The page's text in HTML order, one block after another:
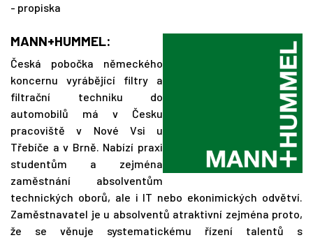
- propiska
MANN+HUMMEL:
Česká pobočka německého
koncernu vyrábějící filtry a
filtrační techniku do
automobilů má v Česku
pracoviště v Nové Vsi u
Třebíče a v Brně. Nabízí praxi
studentům a zejména
zaměstnání absolventům
technických oborů, ale i IT nebo ekonimických odvětví.
Zaměstnavatel je u absolventů atraktivní zejména proto,
že se věnuje systematickému řízení talentů s